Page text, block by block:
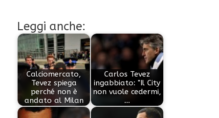
Leggi anche:
Calciomercato,
Tevez spiega
perché non è
andato al Milan
Carlos Tevez
ingabbiato: "Il City
non vuole cedermi,
…